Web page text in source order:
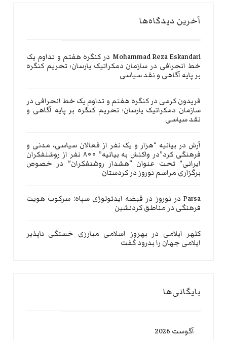
آخرین دیدگاه‌ها
Mohammad Reza Eskandari در کنگره هفتم و تداوم یک
خط انحرافی در سازمان دمکراتیک یارسان؛ تحریم کنگره
بر پایه آگاهی و نقد سیاسی
فریدون کرمی درکنگره هفتم و تداوم یک خط انحرافی در
سازمان دمکراتیک یارسان؛ تحریم کنگره بر پایه آگاهی و
نقد سیاسی
آرش در بیانیه “هزار و یک نفر از فعالان سیاسی، مدنی و
فرهنگی کرد”در واکنش به بیانیه” ۸۰۰ نفر از روشنفکران
ایرانی” تحت عنوان “هشدار روشنفکران” در خصوص
برگزاری مراسم نوروز در کردستان
Parsa در نوروز در قبضه ایدئولوژی سپاه: سرکوب هویت
فرهنگی در مناطق کردنشین
کلهر ایلامی در بهروز اسلامی مبارزی خستگی ناپذیر
ایلامی جهان را بدرود گفت
بایگانی‌ها
آگوست 2026